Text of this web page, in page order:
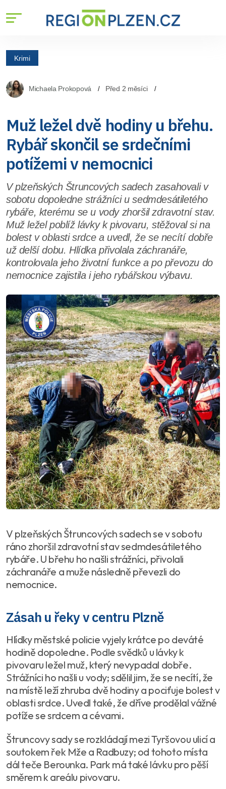
Krimi
Michaela Prokopová Před 2 měsíci
Muž ležel dvě hodiny u břehu.
Rybář skončil se srdečními
potížemi v nemocnici
V plzeňských Štruncových sadech zasahovali v
sobotu dopoledne strážníci u sedmdesátiletého
rybáře, kterému se u vody zhoršil zdravotní stav.
Muž ležel poblíž lávky k pivovaru, stěžoval si na
bolest v oblasti srdce a uvedl, že se necítí dobře
už delší dobu. Hlídka přivolala záchranáře,
kontrolovala jeho životní funkce a po převozu do
nemocnice zajistila i jeho rybářskou výbavu.
V plzeňských Štruncových sadech se v sobotu
ráno zhoršil zdravotní stav sedmdesátiletého
rybáře. U břehu ho našli strážníci, přivolali
záchranáře a muže následně převezli do
nemocnice.
Zásah u řeky v centru Plzně
Hlídky městské policie vyjely krátce po deváté
hodině dopoledne. Podle svědků u lávky k
pivovaru ležel muž, který nevypadal dobře.
Strážníci ho našli u vody; sdělil jim, že se necítí, že
na místě leží zhruba dvě hodiny a pociťuje bolest v
oblasti srdce. Uvedl také, že dříve prodělal vážné
potíže se srdcem a cévami.
Štruncovy sady se rozkládají mezi Tyršovou ulicí a
soutokem řek Mže a Radbuzy; od tohoto místa
dál teče Berounka. Park má také lávku pro pěší
směrem k areálu pivovaru.